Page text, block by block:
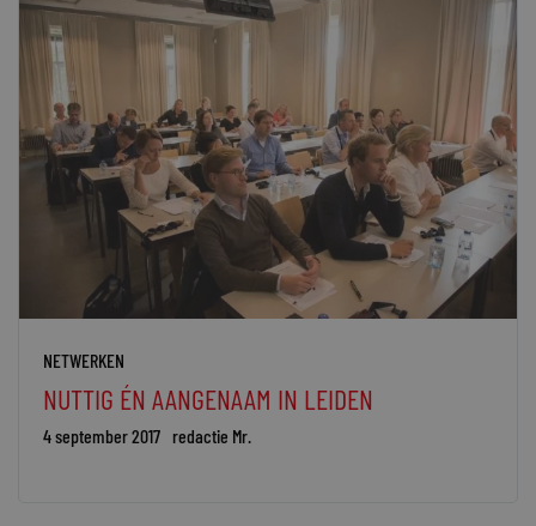
NETWERKEN
NUTTIG ÉN AANGENAAM IN LEIDEN
4 september 2017 redactie Mr.